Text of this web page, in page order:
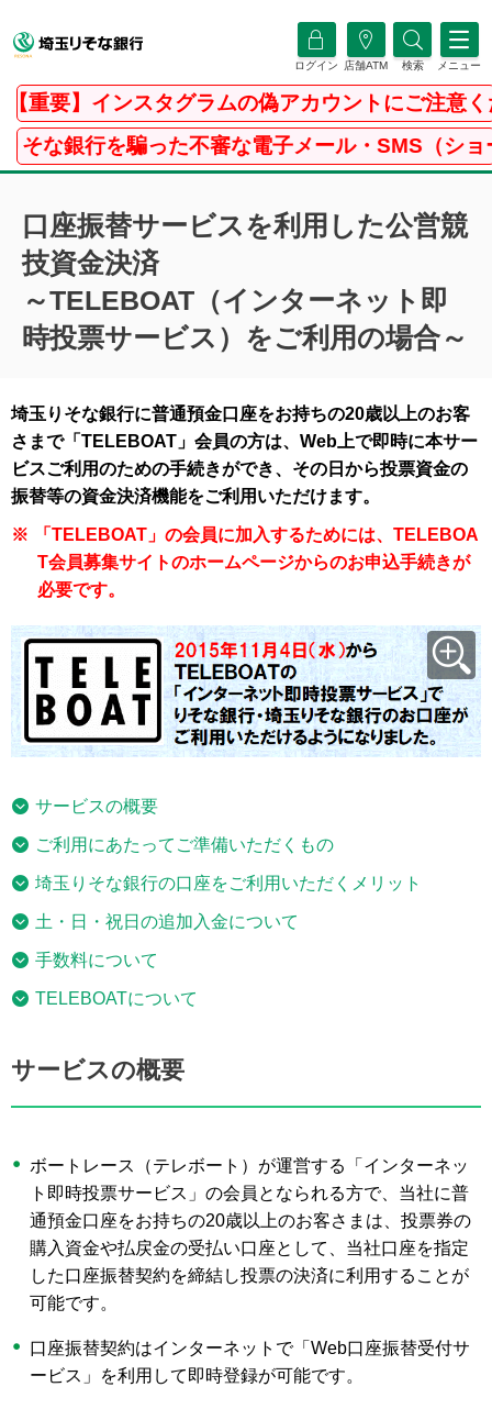
ログイン 店舗ATM 検索 メニュー
要】インスタグラムの偽アカウントにご注意くだ
行を騙った不審な電子メール・SMS（ショート
口座振替サービスを利用した公営競
技資金決済
～TELEBOAT（インターネット即
時投票サービス）をご利用の場合～
埼玉りそな銀行に普通預金口座をお持ちの20歳以上のお客
さまで「TELEBOAT」会員の方は、Web上で即時に本サー
ビスご利用のための手続きができ、その日から投票資金の
振替等の資金決済機能をご利用いただけます。
※
「TELEBOAT」の会員に加入するためには、TELEBOA
T会員募集サイトのホームページからのお申込手続きが
必要です。
サービスの概要
ご利用にあたってご準備いただくもの
埼玉りそな銀行の口座をご利用いただくメリット
土・日・祝日の追加入金について
手数料について
TELEBOATについて
サービスの概要
ボートレース（テレボート）が運営する「インターネッ
ト即時投票サービス」の会員となられる方で、当社に普
通預金口座をお持ちの20歳以上のお客さまは、投票券の
購入資金や払戻金の受払い口座として、当社口座を指定
した口座振替契約を締結し投票の決済に利用することが
可能です。
口座振替契約はインターネットで「Web口座振替受付サ
ービス」を利用して即時登録が可能です。